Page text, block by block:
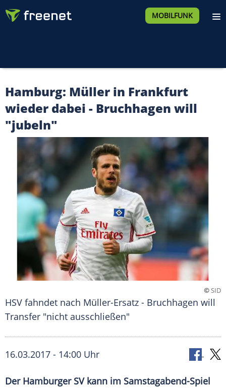
MOBILFUNK
Hamburg: Müller in Frankfurt
wieder dabei - Bruchhagen will
"jubeln"
©SID
HSV fahndet nach Müller-Ersatz - Bruchhagen will
Transfer "nicht ausschließen"
16.03.2017 - 14:00 Uhr
Der Hamburger SV kann im Samstagabend-Spiel